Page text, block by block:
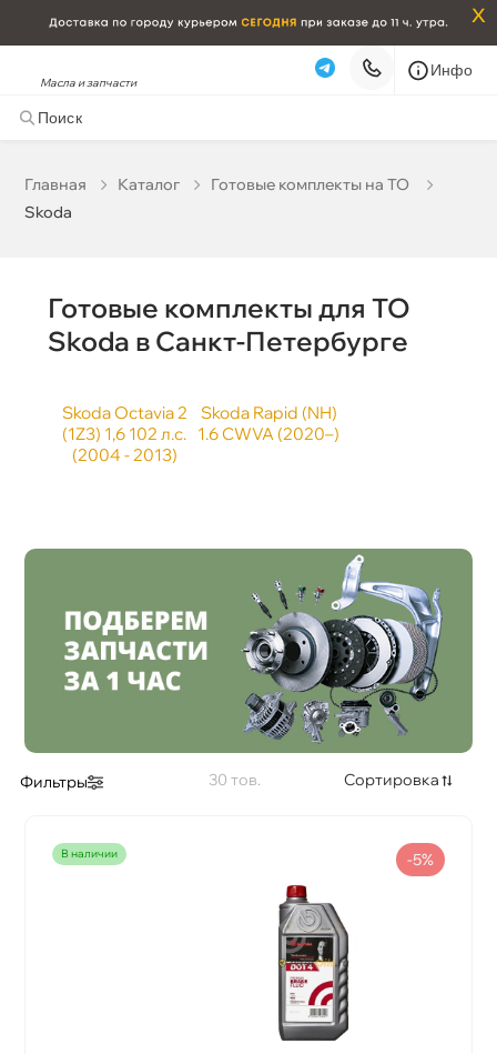
x
Масла и запчасти
Инфо
Главная Катало
Готовые комплекты на ТО
Skoda
Наличие в магазинах
язкость
ATF SP
Тип масла
Готовые комплекты для ТО
Skoda в Санкт-Петербурге
Skoda Octavia 2
(1Z3) 1,6 102 л.с.
(2004 - 2013)
Skoda Rapid (NH)
1.6 CWVA (2020–)
Фильтры 30 Сортировка
наличии -5%
Самовывоз